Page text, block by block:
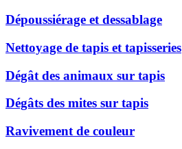
Dépoussiérage et dessablage
Nettoyage de tapis et tapisseries
Dégât des animaux sur tapis
Dégâts des mites sur tapis
Ravivement de couleur